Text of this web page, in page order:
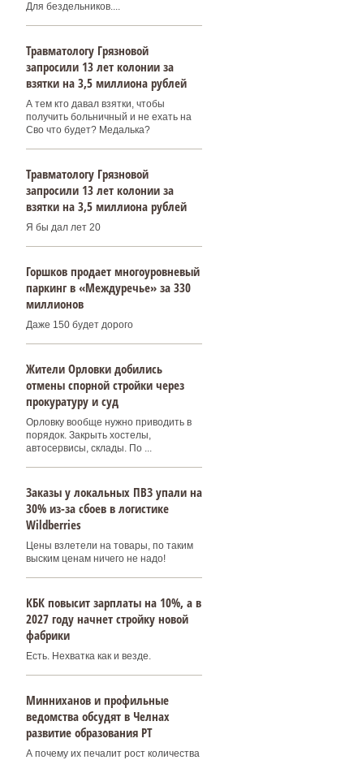
Для бездельников....
Травматологу Грязновой
запросили 13 лет колонии за
взятки на 3,5 миллиона рублей
А тем кто давал взятки, чтобы
получить больничный и не ехать на
Сво что будет? Медалька?
Травматологу Грязновой
запросили 13 лет колонии за
взятки на 3,5 миллиона рублей
Я бы дал лет 20
Горшков продает многоуровневый
паркинг в «Междуречье» за 330
миллионов
Даже 150 будет дорого
Жители Орловки добились
отмены спорной стройки через
прокуратуру и суд
Орловку вообще нужно приводить в
порядок. Закрыть хостелы,
автосервисы, склады. По ...
Заказы у локальных ПВЗ упали на
30% из-за сбоев в логистике
Wildberries
Цены взлетели на товары, по таким
выским ценам ничего не надо!
КБК повысит зарплаты на 10%, а в
2027 году начнет стройку новой
фабрики
Есть. Нехватка как и везде.
Минниханов и профильные
ведомства обсудят в Челнах
развитие образования РТ
А почему их печалит рост количества